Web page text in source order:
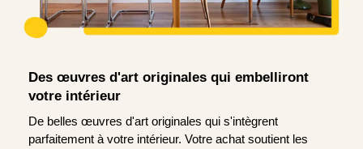
Des œuvres d'art originales qui embelliront
votre intérieur
De belles œuvres d'art originales qui s'intègrent
parfaitement à votre intérieur. Votre achat soutient les